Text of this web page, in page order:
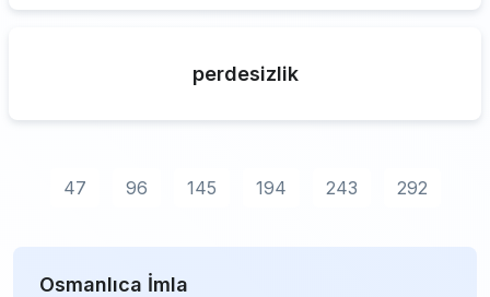
perdesizlik
47 96 145 194 243 292
Osmanlıca İmla